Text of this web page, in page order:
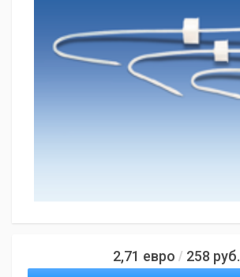
2,71 евро / 258 руб.